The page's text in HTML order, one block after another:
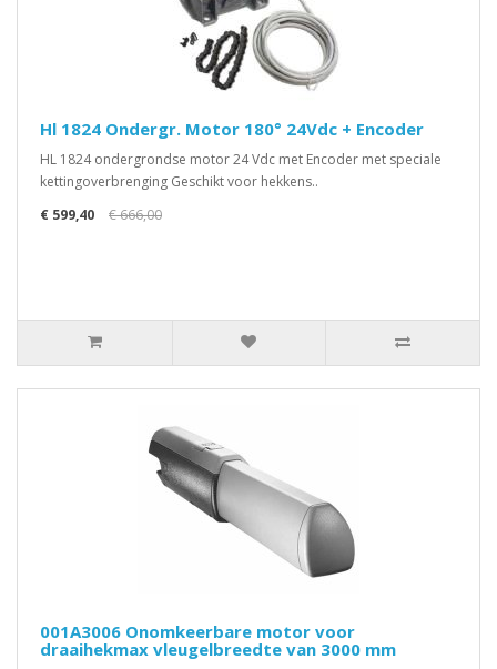
Hl 1824 Ondergr. Motor 180° 24Vdc + Encoder
HL 1824 ondergrondse motor 24 Vdc met Encoder met speciale
kettingoverbrenging Geschikt voor hekkens..
€ 599,40
€ 666,00
001A3006 Onomkeerbare motor voor
draaihekmax vleugelbreedte van 3000 mm